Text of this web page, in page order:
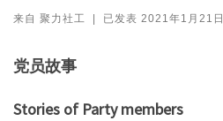
来自 聚力社工 | 已发表 2021年1月21日
党员故事
Stories of Party members